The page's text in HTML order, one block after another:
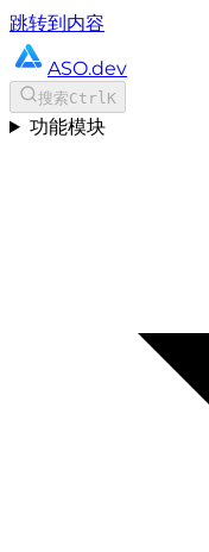
跳转到内容
ASO.dev
搜索CtrlK
功能模块